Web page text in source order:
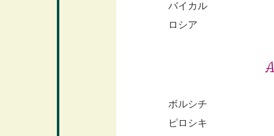
バイカル
ロシア
ボルシチ
ピロシキ